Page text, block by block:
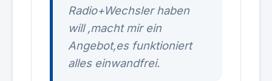
Radio+Wechsler haben
will ,macht mir ein
Angebot,es funktioniert
alles einwandfrei.